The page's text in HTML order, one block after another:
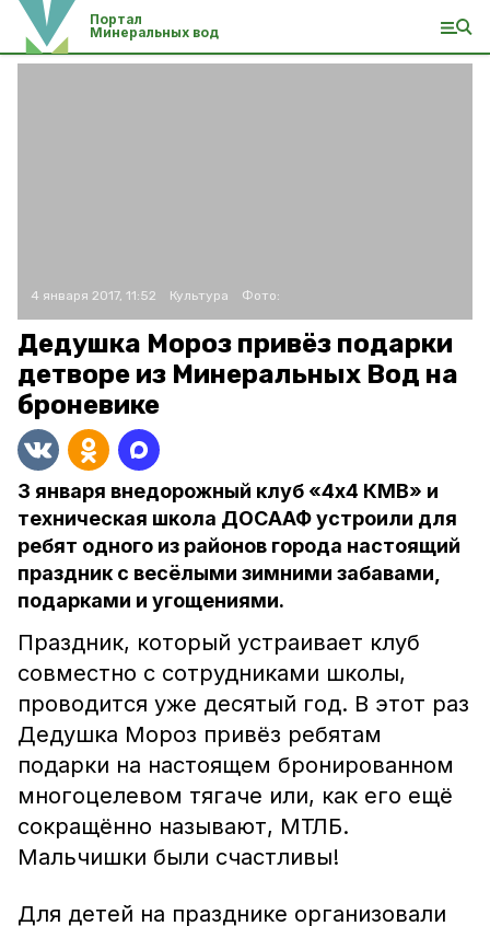
Портал
Минеральных вод
4 января 2017, 11:52 Культура Фото:
Дедушка Мороз привёз подарки
детворе из Минеральных Вод на
броневике
3 января внедорожный клуб «4х4 КМВ» и
техническая школа ДОСААФ устроили для
ребят одного из районов города настоящий
праздник с весёлыми зимними забавами,
подарками и угощениями.
Праздник, который устраивает клуб
совместно с сотрудниками школы,
проводится уже десятый год. В этот раз
Дедушка Мороз привёз ребятам
подарки на настоящем бронированном
многоцелевом тягаче или, как его ещё
сокращённо называют, МТЛБ.
Мальчишки были счастливы!
Для детей на празднике организовали